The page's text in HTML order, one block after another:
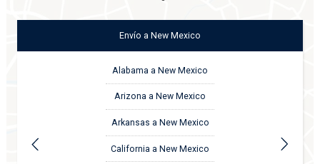
Envío a New Mexico
Alabama a New Mexico
Arizona a New Mexico
Arkansas a New Mexico
California a New Mexico